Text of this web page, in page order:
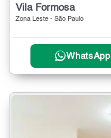
Vila Formosa
Zona Leste - São Paulo
WhatsApp